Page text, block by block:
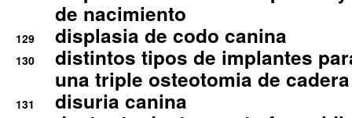
de nacimiento
129 displasia de codo canina
130
distintos tipos de implantes
una triple osteotomia de cadera
131 disuria canina